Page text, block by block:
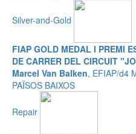
Silver-and-Gold
FIAP GOLD MEDAL I PREMI
DE CARRER DEL CIRCUIT
Marcel Van Balken, EFIAP/d4
PAÏSOS BAIXOS
Repair